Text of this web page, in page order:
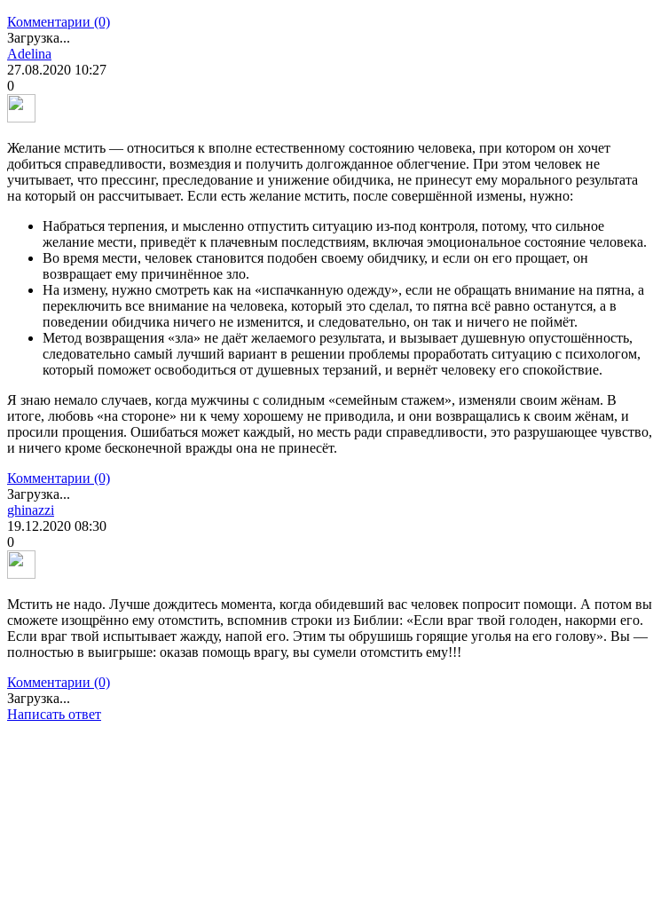
Комментарии (0)
Загрузка...
Adelina
27.08.2020 10:27
0
Желание мстить — относиться к вполне естественному состоянию человека, при котором он хочет
добиться справедливости, возмездия и получить долгожданное облегчение. При этом человек не
учитывает, что прессинг, преследование и унижение обидчика, не принесут ему морального результата
на который он рассчитывает. Если есть желание мстить, после совершённой измены, нужно:
Набраться терпения, и мысленно отпустить ситуацию из-под контроля, потому, что сильное
желание мести, приведёт к плачевным последствиям, включая эмоциональное состояние человека.
Во время мести, человек становится подобен своему обидчику, и если он его прощает, он
возвращает ему причинённое зло.
На измену, нужно смотреть как на «испачканную одежду», если не обращать внимание на пятна, а
переключить все внимание на человека, который это сделал, то пятна всё равно останутся, а в
поведении обидчика ничего не изменится, и следовательно, он так и ничего не поймёт.
Метод возвращения «зла» не даёт желаемого результата, и вызывает душевную опустошённость,
следовательно самый лучший вариант в решении проблемы проработать ситуацию с психологом,
который поможет освободиться от душевных терзаний, и вернёт человеку его спокойствие.
Я знаю немало случаев, когда мужчины с солидным «семейным стажем», изменяли своим жёнам. В
итоге, любовь «на стороне» ни к чему хорошему не приводила, и они возвращались к своим жёнам, и
просили прощения. Ошибаться может каждый, но месть ради справедливости, это разрушающее чувство,
и ничего кроме бесконечной вражды она не принесёт.
Комментарии (0)
Загрузка...
ghinazzi
19.12.2020 08:30
0
Мстить не надо. Лучше дождитесь момента, когда обидевший вас человек попросит помощи. А потом вы
сможете изощрённо ему отомстить, вспомнив строки из Библии: «Если враг твой голоден, накорми его.
Если враг твой испытывает жажду, напой его. Этим ты обрушишь горящие уголья на его голову». Вы —
полностью в выигрыше: оказав помощь врагу, вы сумели отомстить ему!!!
Комментарии (0)
Загрузка...
Написать ответ